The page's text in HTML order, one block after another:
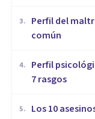
3.
​Perfil del
común
4.
​Perfil
7 rasgos
5.
Los 10